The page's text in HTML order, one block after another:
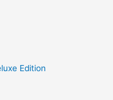
Edition